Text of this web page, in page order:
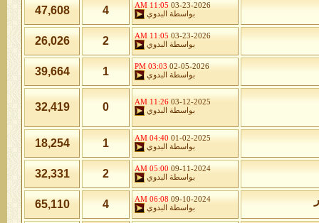
03-23-2026
11:05 AM
بواسطة
البدوي 4
47,608
03-23-2026
11:05 AM
بواسطة
البدوي 2
26,026
02-05-2026
03:03 PM
بواسطة
البدوي 1
39,664
03-12-2025
11:26 AM
بواسطة
البدوي 0
32,419
01-02-2025
04:40 AM
بواسطة
البدوي 1
18,254
09-11-2024
05:00 AM
بواسطة
البدوي 2
32,331
09-10-2024
06:08 AM
بواسطة
البدوي 4
65,110